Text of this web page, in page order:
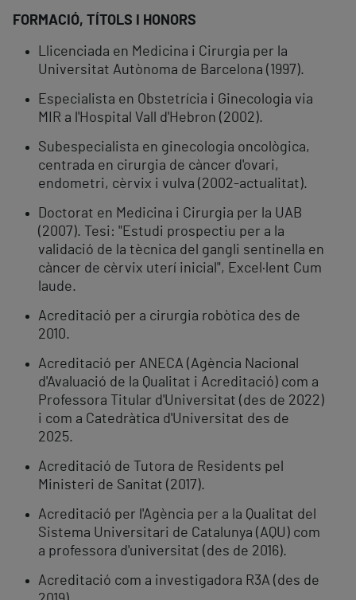
FORMACIÓ, TÍTOLS I HONORS
Llicenciada en Medicina i Cirurgia per la
Universitat Autònoma de Barcelona (1997).
Especialista en Obstetrícia i Ginecologia via
MIR a l'Hospital Vall d'Hebron (2002).
Subespecialista en ginecologia oncològica,
centrada en cirurgia de càncer d'ovari,
endometri, cèrvix i vulva (2002-actualitat).
Doctorat en Medicina i Cirurgia per la UAB
(2007). Tesi: "Estudi prospectiu per a la
validació de la tècnica del gangli sentinella en
càncer de cèrvix uterí inicial", Excel·lent Cum
laude.
Acreditació per a cirurgia robòtica des de
2010.
Acreditació per ANECA (Agència Nacional
d'Avaluació de la Qualitat i Acreditació) com a
Professora Titular d'Universitat (des de 2022)
i com a Catedràtica d'Universitat des de
2025.
Acreditació de Tutora de Residents pel
Ministeri de Sanitat (2017).
Acreditació per l'Agència per a la Qualitat del
Sistema Universitari de Catalunya (AQU) com
a professora d'universitat (des de 2016).
Acreditació com a investigadora R3A (des de